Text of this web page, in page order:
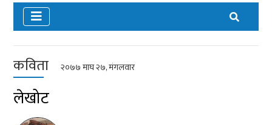
कविता २०७७ माघ २७, मंगलवार
लेखोट